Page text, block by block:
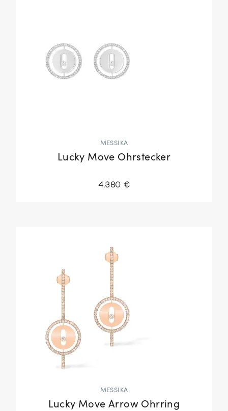
MESSIKA
Lucky Move Ohrstecker
4.380 €
MESSIKA
Lucky Move Arrow Ohrring